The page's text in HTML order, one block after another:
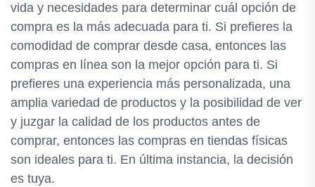
vida y necesidades para determinar cuál opción de
compra es la más adecuada para ti. Si prefieres la
comodidad de comprar desde casa, entonces las
compras en línea son la mejor opción para ti. Si
prefieres una experiencia más personalizada, una
amplia variedad de productos y la posibilidad de ver
y juzgar la calidad de los productos antes de
comprar, entonces las compras en tiendas físicas
son ideales para ti. En última instancia, la decisión
es tuya.